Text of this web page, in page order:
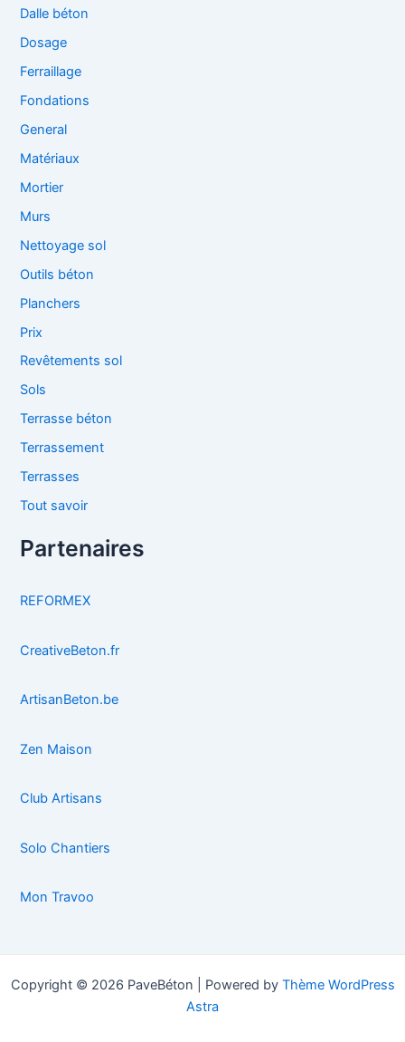
Dalle béton
Dosage
Ferraillage
Fondations
General
Matériaux
Mortier
Murs
Nettoyage sol
Outils béton
Planchers
Prix
Revêtements sol
Sols
Terrasse béton
Terrassement
Terrasses
Tout savoir
Partenaires
REFORMEX
CreativeBeton.fr
ArtisanBeton.be
Zen Maison
Club Artisans
Solo Chantiers
Mon Travoo
Copyright © 2026 PaveBéton | Powered by Thème WordPress
Astra